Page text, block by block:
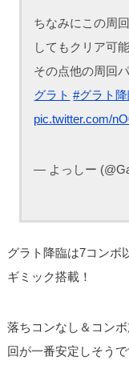
ちなみにこの周
してもクリア可
その点他の周回
グラト #グラト
pic.twitter.com/
— よっしー
グラト降臨は7コンボ
ギミック搭載！
落ちコンなし＆コン
回が一番安定しそうで